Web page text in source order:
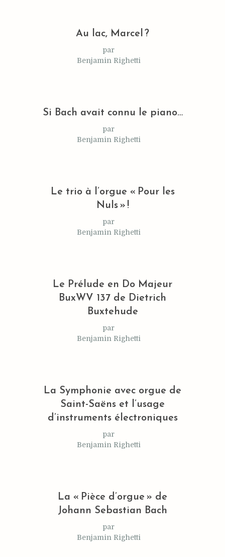
Au lac, Marcel ?
par
Benjamin Righetti
Si Bach avait connu le piano…
par
Benjamin Righetti
Le trio à l’orgue « Pour les
Nuls » !
par
Benjamin Righetti
Le Prélude en Do Majeur
BuxWV 137 de Dietrich
Buxtehude
par
Benjamin Righetti
La Symphonie avec orgue de
Saint-Saëns et l’usage
d’instruments électroniques
par
Benjamin Righetti
La « Pièce d’orgue » de
Johann Sebastian Bach
par
Benjamin Righetti